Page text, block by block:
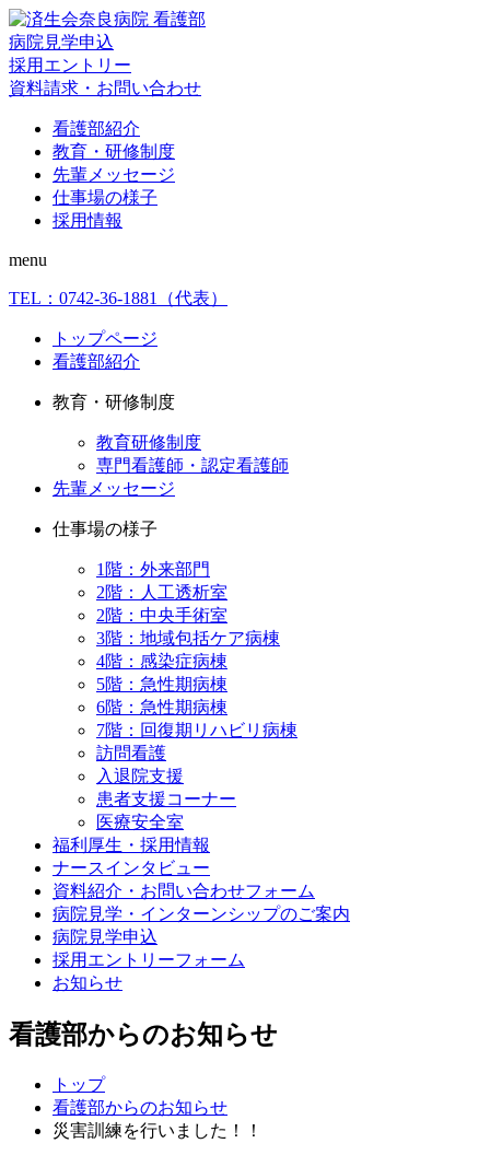
病院見学申込
採用エントリー
資料請求・お問い合わせ
看護部紹介
教育・研修制度
先輩メッセージ
仕事場の様子
採用情報
menu
TEL： 0742-36-1881 （代表）
トップページ
看護部紹介
教育・研修制度
教育研修制度
専門看護師・認定看護師
先輩メッセージ
仕事場の様子
1階：外来部門
2階：人工透析室
2階：中央手術室
3階：地域包括ケア病棟
4階：感染症病棟
5階：急性期病棟
6階：急性期病棟
7階：回復期リハビリ病棟
訪問看護
入退院支援
患者支援コーナー
医療安全室
福利厚生・採用情報
ナースインタビュー
資料紹介・お問い合わせフォーム
病院見学・インターンシップのご案内
病院見学申込
採用エントリーフォーム
お知らせ
看護部からのお知らせ
トップ
看護部からのお知らせ
災害訓練を行いました！！